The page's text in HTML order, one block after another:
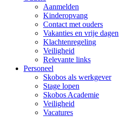
Aanmelden
Kinderopvang
Contact met ouders
Vakanties en vrije dagen
Klachtenregeling
Veiligheid
Relevante links
Personeel
Skobos als werkgever
Stage lopen
Skobos Academie
Veiligheid
Vacatures